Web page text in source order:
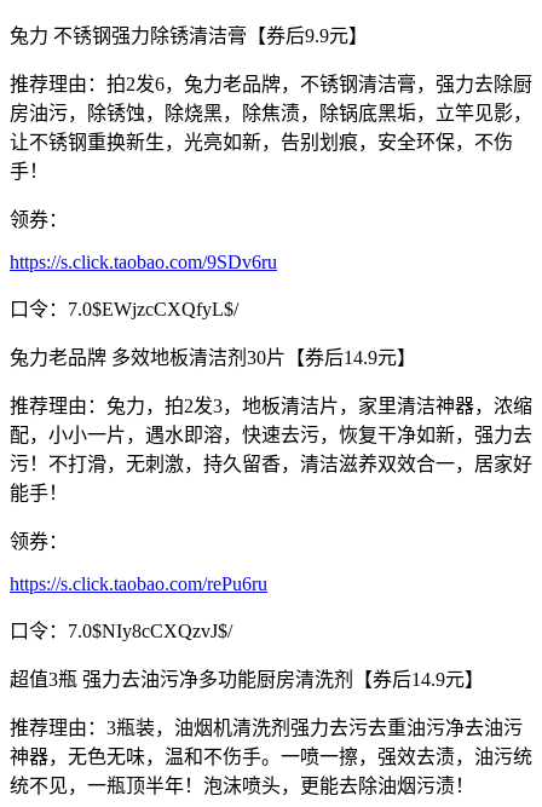
兔力 不锈钢强力除锈清洁膏【券后9.9元】
推荐理由：拍2发6，兔力老品牌，不锈钢清洁膏，强力去除厨
房油污，除锈蚀，除烧黑，除焦渍，除锅底黑垢，立竿见影，
让不锈钢重换新生，光亮如新，告别划痕，安全环保，不伤
手！
领券：
https://s.click.taobao.com/9SDv6ru
口令：7.0$EWjzcCXQfyL$/
兔力老品牌 多效地板清洁剂30片【券后14.9元】
推荐理由：兔力，拍2发3，地板清洁片，家里清洁神器，浓缩
配，小小一片，遇水即溶，快速去污，恢复干净如新，强力去
污！不打滑，无刺激，持久留香，清洁滋养双效合一，居家好
能手！
领券：
https://s.click.taobao.com/rePu6ru
口令：7.0$NIy8cCXQzvJ$/
超值3瓶 强力去油污净多功能厨房清洗剂【券后14.9元】
推荐理由：3瓶装，油烟机清洗剂强力去污去重油污净去油污
神器，无色无味，温和不伤手。一喷一擦，强效去渍，油污统
统不见，一瓶顶半年！泡沫喷头，更能去除油烟污渍！